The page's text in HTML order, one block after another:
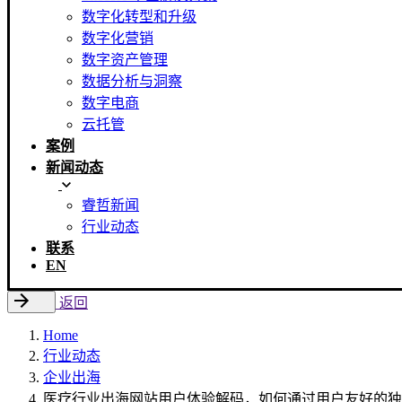
数字化转型和升级
数字化营销
数字资产管理
数据分析与洞察
数字电商
云托管
案例
新闻动态
睿哲新闻
行业动态
联系
EN
返回
Home
行业动态
企业出海
医疗行业出海网站用户体验解码，如何通过用户友好的